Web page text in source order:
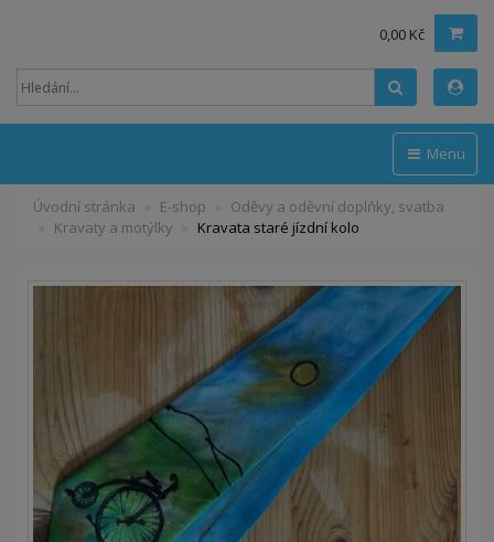
0,00 Kč
Menu
Úvodní stránka E-shop
Oděvy a oděvní doplňky, svatba
Kravaty a motýlky
Kravata staré jízdní kolo